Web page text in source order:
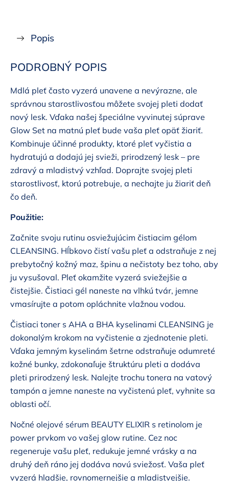
Popis
PODROBNÝ POPIS
Mdlá pleť často vyzerá unavene a nevýrazne, ale
správnou starostlivosťou môžete svojej pleti dodať
nový lesk. Vďaka našej špeciálne vyvinutej súprave
Glow Set na matnú pleť bude vaša pleť opäť žiariť.
Kombinuje účinné produkty, ktoré pleť vyčistia a
hydratujú a dodajú jej svieži, prirodzený lesk – pre
zdravý a mladistvý vzhľad. Doprajte svojej pleti
starostlivosť, ktorú potrebuje, a nechajte ju žiariť deň
čo deň.
Použitie:
Začnite svoju rutinu osviežujúcim čistiacim gélom
CLEANSING. Hĺbkovo čistí vašu pleť a odstraňuje z nej
prebytočný kožný maz, špinu a nečistoty bez toho, aby
ju vysušoval. Pleť okamžite vyzerá sviežejšie a
čistejšie. Čistiaci gél naneste na vlhkú tvár, jemne
vmasírujte a potom opláchnite vlažnou vodou.
Čistiaci toner s AHA a BHA kyselinami CLEANSING je
dokonalým krokom na vyčistenie a zjednotenie pleti.
Vďaka jemným kyselinám šetrne odstraňuje odumreté
kožné bunky, zdokonaľuje štruktúru pleti a dodáva
pleti prirodzený lesk. Nalejte trochu tonera na vatový
tampón a jemne naneste na vyčistenú pleť, vyhnite sa
oblasti očí.
Nočné olejové sérum BEAUTY ELIXIR s retinolom je
power prvkom vo vašej glow rutine. Cez noc
regeneruje vašu pleť, redukuje jemné vrásky a na
druhý deň ráno jej dodáva novú sviežosť. Vaša pleť
vyzerá hladšie, rovnomernejšie a mladistvejšie.